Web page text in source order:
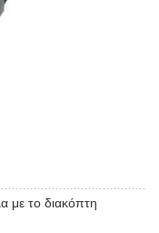
με το διακόπτη